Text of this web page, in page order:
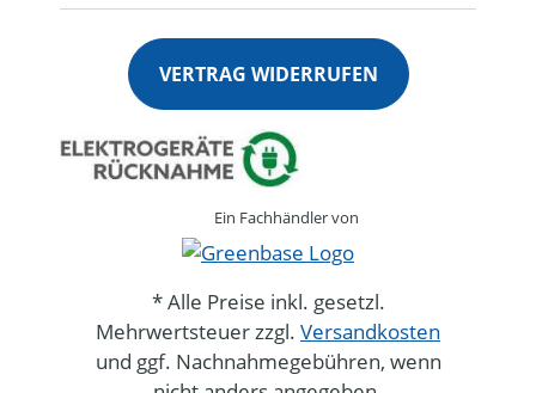
VERTRAG WIDERRUFEN
Ein Fachhändler von
* Alle Preise inkl. gesetzl.
Mehrwertsteuer zzgl. Versandkosten
und ggf. Nachnahmegebühren, wenn